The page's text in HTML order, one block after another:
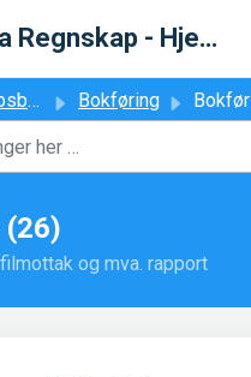
Systima Regnskap - Hjelpesenter
Bokføring Bokfør
(26)
og mva. rapport